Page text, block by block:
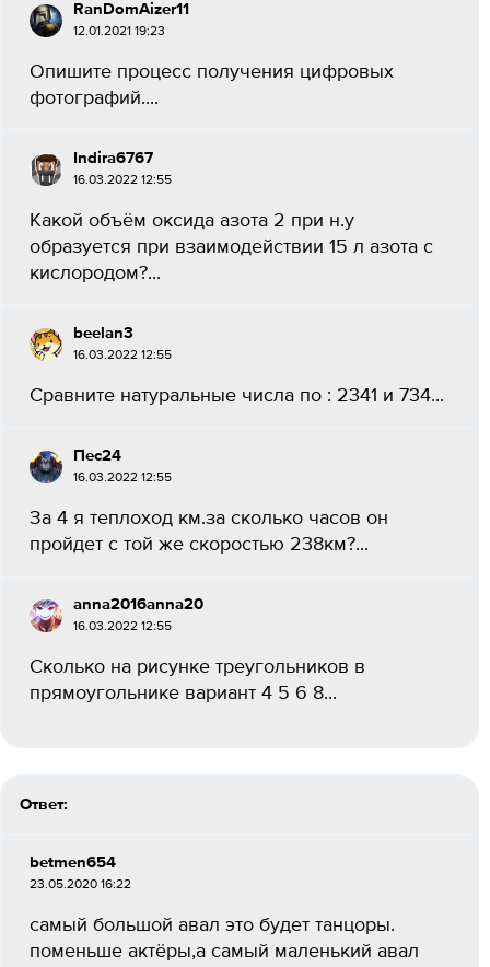
RanDomAizer11
12.01.2021 19:23
Опишите процесс получения цифровых
фотографий....
Indira6767
16.03.2022 12:55
Какой объём оксида азота 2 при н.у
образуется при взаимодействии 15 л азота с
кислородом?...
beelan3
16.03.2022 12:55
Сравните натуральные числа по : 2341 и 734...
Пес24
16.03.2022 12:55
За 4 я теплоход км.за сколько часов он
пройдет с той же скоростью 238км?...
anna2016anna20
16.03.2022 12:55
Сколько на рисунке треугольников в
прямоугольнике вариант 4 5 6 8...
Ответ:
betmen654
23.05.2020 16:22
самый большой авал это будет танцоры.
поменьше актёры,а самый маленький авал